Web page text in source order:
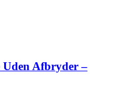
Afbryder –